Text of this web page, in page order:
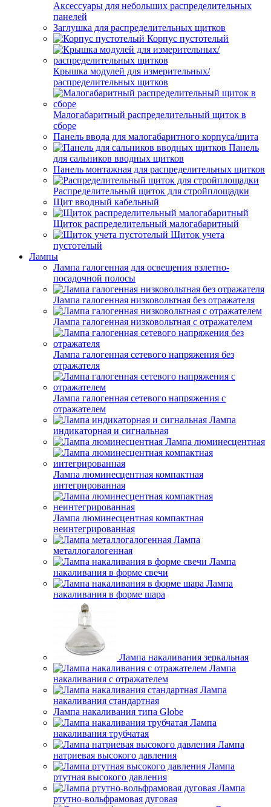
Аксессуары для небольших распределительных
панелей
Заглушка для распределительных щитков
Корпус пустотелый
Крышка модулей для измерительных/
распределительных щитков
Малогабаритный распределительный щиток в
сборе
Панель ввода для малогабаритного корпуса/щита
Панель
для сальников вводных щитков
Панель монтажная для распределительных щитков
Распределительный щиток для стройплощадки
Щит вводный кабельный
Щиток распределительный малогабаритный
Щиток учета
пустотелый
Лампы
Лампа галогенная для освещения взлетно-
посадочной полосы
Лампа галогенная низковольтная без отражателя
Лампа галогенная низковольтная с отражателем
Лампа галогенная сетевого напряжения без
отражателя
Лампа галогенная сетевого напряжения с
отражателем
Лампа
индикаторная и сигнальная
Лампа люминесцентная
Лампа люминесцентная компактная
интегрированная
Лампа люминесцентная компактная
неинтегрированная
Лампа
металлогалогенная
Лампа
накаливания в форме свечи
Лампа
накаливания в форме шара
Лампа накаливания зеркальная
Лампа
накаливания с отражателем
Лампа
накаливания стандартная
Лампа накаливания типа Globe
Лампа
накаливания трубчатая
Лампа
натриевая высокого давления
Лампа
ртутная высокого давления
Лампа
ртутно-вольфрамовая дуговая